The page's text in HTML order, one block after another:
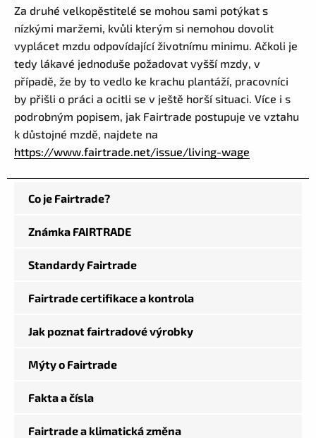
Co je Fairtrade?
Známka FAIRTRADE
Standardy Fairtrade
Fairtrade certifikace a kontrola
Jak poznat fairtradové výrobky
Mýty o Fairtrade
Fakta a čísla
Fairtrade a klimatická změna
Za druhé velkopěstitelé se mohou sami potýkat s
nízkými maržemi, kvůli kterým si nemohou dovolit
vyplácet mzdu odpovídající životnímu minimu. Ačkoli je
tedy lákavé jednoduše požadovat vyšší mzdy, v
případě, že by to vedlo ke krachu plantáží, pracovníci
by přišli o práci a ocitli se v ještě horší situaci. Více i s
podrobným popisem, jak Fairtrade postupuje ve vztahu
k důstojné mzdě, najdete na
https://www.fairtrade.net/issue/living-wage